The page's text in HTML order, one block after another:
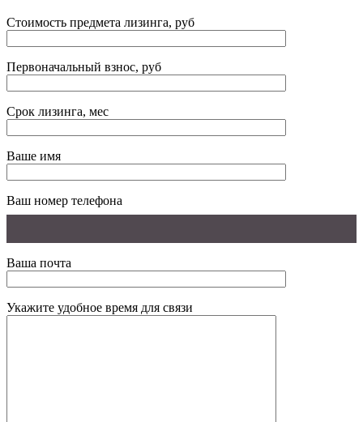
Стоимость предмета лизинга, руб
Первоначальный взнос, руб
Срок лизинга, мес
Ваше имя
Ваш номер телефона
Ваша почта
Укажите удобное время для связи